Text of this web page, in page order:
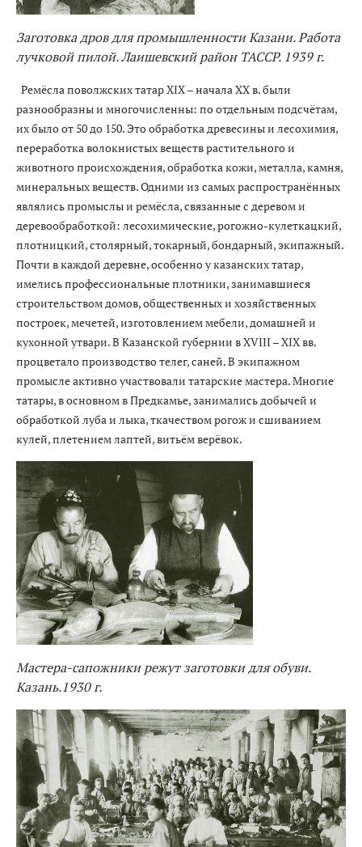
Заготовка дров для промышленности Казани. Работа
лучковой пилой. Лаишевский район ТАССР. 1939 г.
Ремёсла поволжских татар ХIХ – начала ХХ в. были
разнообразны и многочисленны: по отдельным подсчётам,
их было от 50 до 150. Это обработка древесины и лесохимия,
переработка волокнистых веществ растительного и
животного происхождения, обработка кожи, металла, камня,
минеральных веществ. Одними из самых распространённых
являлись промыслы и ремёсла, связанные с деревом и
деревообработкой: лесохимические, рогожно-кулеткацкий,
плотницкий, столярный, токарный, бондарный, экипажный.
Почти в каждой деревне, особенно у казанских татар,
имелись профессиональные плотники, занимавшиеся
строительством домов, общественных и хозяйственных
построек, мечетей, изготовлением мебели, домашней и
кухонной утвари. В Казанской губернии в ХVIII – ХIХ вв.
процветало производство телег, саней. В экипажном
промысле активно участвовали татарские мастера. Многие
татары, в основном в Предкамье, занимались добычей и
обработкой луба и лыка, ткачеством рогож и сшиванием
кулей, плетением лаптей, витьём верёвок.
Мастера-сапожники режут заготовки для обуви.
Казань.1930 г.